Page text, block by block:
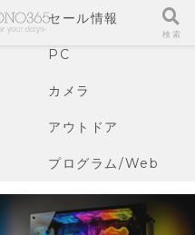
セール情報
PC
カメラ
アウトドア
プログラム/Web
検索